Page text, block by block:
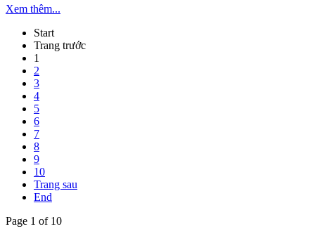
Xem thêm...
Start
Trang trước
1
2
3
4
5
6
7
8
9
10
Trang sau
End
Page 1 of 10